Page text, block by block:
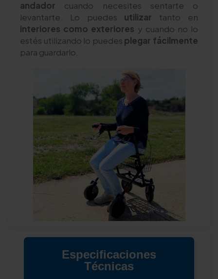
andador cuando necesites sentarte o
levantarte. Lo puedes utilizar tanto en
interiores como exteriores y cuando no lo
estés utilizando lo puedes plegar fácilmente
para guardarlo.
Especificaciones
Técnicas